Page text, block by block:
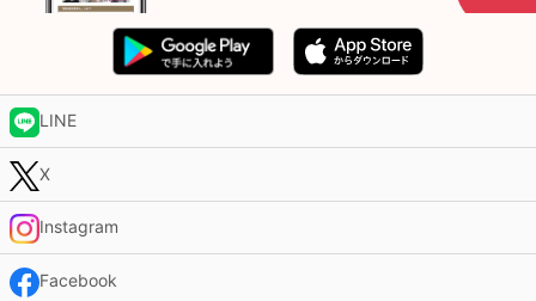
LINE
X
Instagram
Facebook